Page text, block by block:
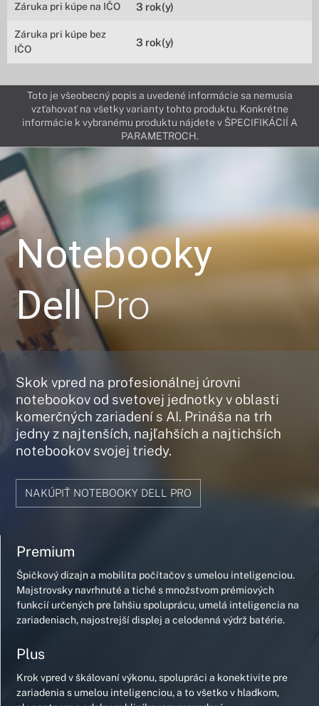
Záruka pri kúpe na IČO 3 rok(y)
Záruka pri kúpe bez
IČO
3 rok(y)
Toto je všeobecný popis a uvedené informácie sa nemusia
vzťahovať na všetky varianty tohto produktu. Konkrétne
informácie k vybranému produktu nájdete v ŠPECIFIKÁCIÍ A
PARAMETROCH.
Notebooky
DellPro
Skok vpred na profesionálnej úrovni
notebookov od svetovej jednotky v oblasti
komerčných zariadení s AI. Prináša na trh
jedny z najtenších, najľahších a najtichších
notebookov svojej triedy.
NAKÚPIŤ NOTEBOOKY DELL PRO
Premium
Špičkový dizajn a mobilita počítačov s umelou inteligenciou.
Majstrovsky navrhnuté a tiché s množstvom prémiových
funkcií určených pre ľahšiu spoluprácu, umelá inteligencia na
zariadeniach, najostrejší displej a celodenná výdrž batérie.
Plus
Krok vpred v škálovaní výkonu, spolupráci a konektivite pre
zariadenia s umelou inteligenciou, a to všetko v hladkom,